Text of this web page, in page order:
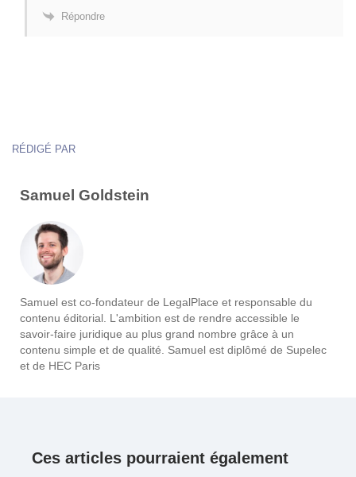
Répondre
RÉDIGÉ PAR
Samuel Goldstein
Samuel est co-fondateur de LegalPlace et responsable du
contenu éditorial. L'ambition est de rendre accessible le
savoir-faire juridique au plus grand nombre grâce à un
contenu simple et de qualité. Samuel est diplômé de Supelec
et de HEC Paris
Ces articles pourraient également